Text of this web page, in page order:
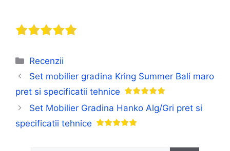
Categorii
Recenzii
Set mobilier gradina Kring Summer Bali maro
pret si specificatii tehnice
Set Mobilier Gradina Hanko Alg/Gri pret si
specificatii tehnice